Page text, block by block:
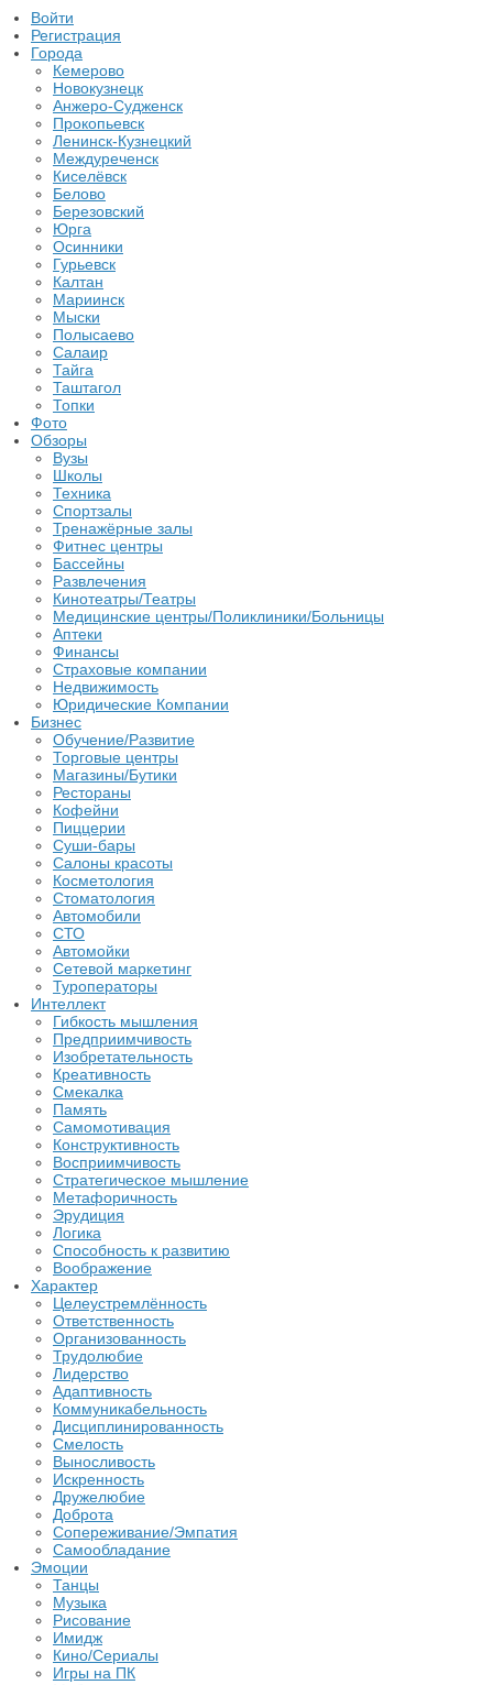
Войти
Регистрация
Города
Кемерово
Новокузнецк
Анжеро-Судженск
Прокопьевск
Ленинск-Кузнецкий
Междуреченск
Киселёвск
Белово
Березовский
Юрга
Осинники
Гурьевск
Калтан
Мариинск
Мыски
Полысаево
Салаир
Тайга
Таштагол
Топки
Фото
Обзоры
Вузы
Школы
Техника
Спортзалы
Тренажёрные залы
Фитнес центры
Бассейны
Развлечения
Кинотеатры/Театры
Медицинские центры/Поликлиники/Больницы
Аптеки
Финансы
Страховые компании
Недвижимость
Юридические Компании
Бизнес
Обучение/Развитие
Торговые центры
Магазины/Бутики
Рестораны
Кофейни
Пиццерии
Суши-бары
Салоны красоты
Косметология
Стоматология
Автомобили
СТО
Автомойки
Сетевой маркетинг
Туроператоры
Интеллект
Гибкость мышления
Предприимчивость
Изобретательность
Креативность
Смекалка
Память
Самомотивация
Конструктивность
Восприимчивость
Стратегическое мышление
Метафоричность
Эрудиция
Логика
Способность к развитию
Воображение
Характер
Целеустремлённость
Ответственность
Организованность
Трудолюбие
Лидерство
Адаптивность
Коммуникабельность
Дисциплинированность
Смелость
Выносливость
Искренность
Дружелюбие
Доброта
Сопереживание/Эмпатия
Самообладание
Эмоции
Танцы
Музыка
Рисование
Имидж
Кино/Сериалы
Игры на ПК